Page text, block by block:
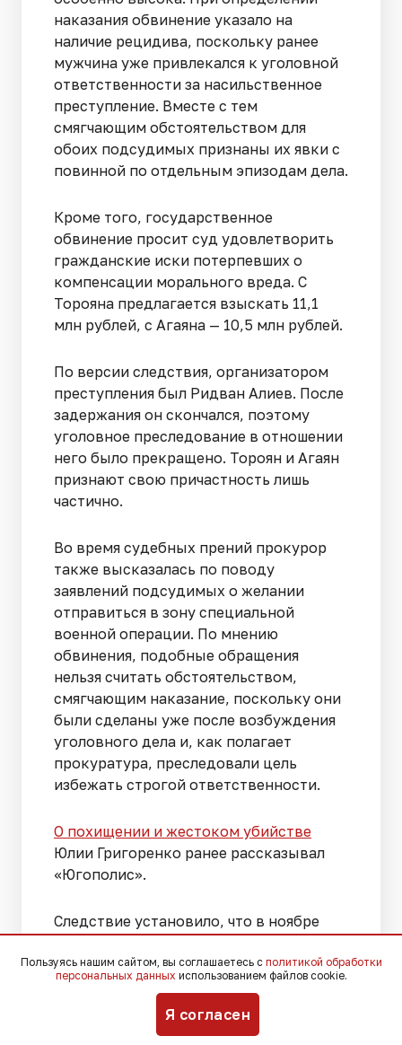
наказания обвинение указало на
наличие рецидива, поскольку ранее
мужчина уже привлекался к уголовной
ответственности за насильственное
преступление. Вместе с тем
смягчающим обстоятельством для
обоих подсудимых признаны их явки с
повинной по отдельным эпизодам дела.
Кроме того, государственное
обвинение просит суд удовлетворить
гражданские иски потерпевших о
компенсации морального вреда. С
Торояна предлагается взыскать 11,1
млн рублей, с Агаяна — 10,5 млн рублей.
По версии следствия, организатором
преступления был Ридван Алиев. После
задержания он скончался, поэтому
уголовное преследование в отношении
него было прекращено. Тороян и Агаян
признают свою причастность лишь
частично.
Во время судебных прений прокурор
также высказалась по поводу
заявлений подсудимых о желании
отправиться в зону специальной
военной операции. По мнению
обвинения, подобные обращения
нельзя считать обстоятельством,
смягчающим наказание, поскольку они
были сделаны уже после возбуждения
уголовного дела и, как полагает
прокуратура, преследовали цель
избежать строгой ответственности.
О похищении и жестоком убийстве
Юлии Григоренко ранее рассказывал
«Югополис».
Следствие установило, что в ноябре
прямо на улице в Новороссийске.
Позже женщину нашли мертвой в
лесном массиве с многочисленными
ножевыми ранениями. После
Пользуясь нашим сайтом, вы соглашаетесь с политикой обработки
персональных данных использованием файлов cookie.
Я согласен